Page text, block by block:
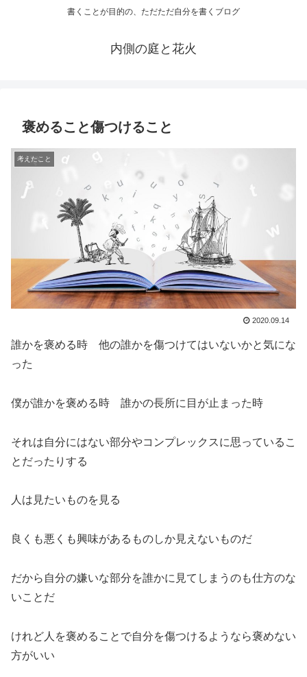
書くことが目的の、ただただ自分を書くブログ
内側の庭と花火
褒めること傷つけること
考えたこと
2020.09.14
誰かを褒める時 他の誰かを傷つけてはいないかと気にな
った
僕が誰かを褒める時 誰かの長所に目が止まった時
それは自分にはない部分やコンプレックスに思っているこ
とだったりする
人は見たいものを見る
良くも悪くも興味があるものしか見えないものだ
だから自分の嫌いな部分を誰かに見てしまうのも仕方のな
いことだ
けれど人を褒めることで自分を傷つけるようなら褒めない
方がいい